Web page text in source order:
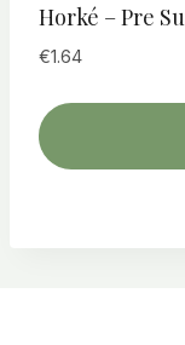
Horké – Pre
€1.64